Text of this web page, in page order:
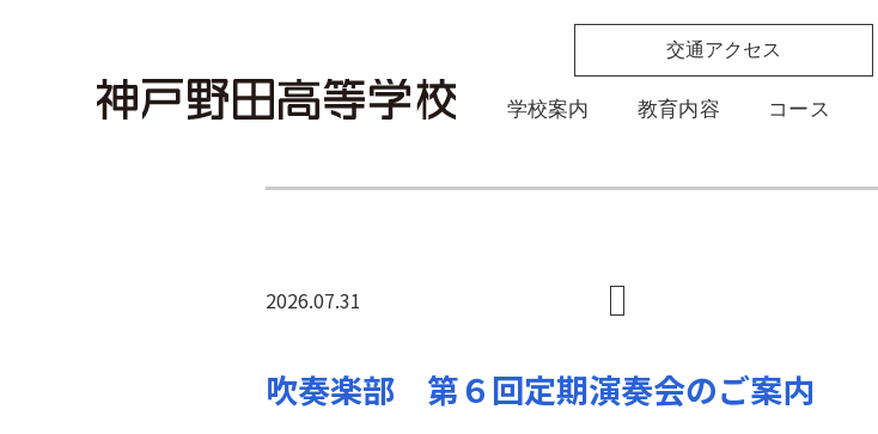
交通アクセス
学校案内 教育内容 コース
2026.07.31
吹奏楽部 第６回定期演奏会のご案内